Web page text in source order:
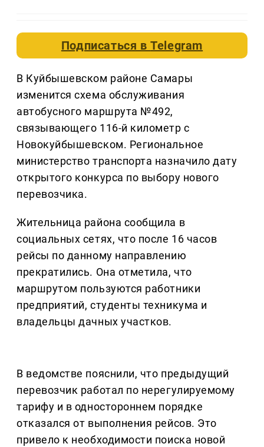
Подписаться вTelegram
В Куйбышевском районе Самары
изменится схема обслуживания
автобусного маршрута №492,
связывающего 116-й километр с
Новокуйбышевском. Региональное
министерство транспорта назначило дату
открытого конкурса по выбору нового
перевозчика.
Жительница района сообщила в
социальных сетях, что после 16 часов
рейсы по данному направлению
прекратились. Она отметила, что
маршрутом пользуются работники
предприятий, студенты техникума и
владельцы дачных участков.
В ведомстве пояснили, что предыдущий
перевозчик работал по нерегулируемому
тарифу и в одностороннем порядке
отказался от выполнения рейсов. Это
привело к необходимости поиска новой